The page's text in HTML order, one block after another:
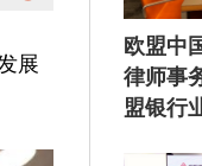
展
欧盟中
律师事
盟银行